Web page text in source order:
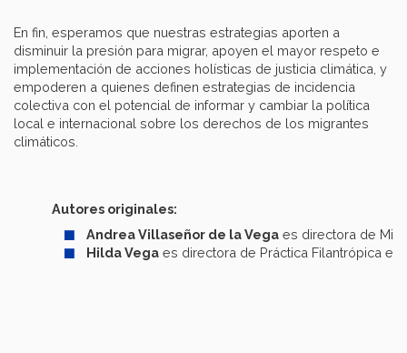
En fin, esperamos que nuestras estrategias aporten a
disminuir la presión para migrar, apoyen el mayor respeto e
implementación de acciones holísticas de justicia climática, y
empoderen a quienes definen estrategias de incidencia
colectiva con el potencial de informar y cambiar la política
local e internacional sobre los derechos de los migrantes
climáticos.
Autores originales:
Andrea Villaseñor de la Vega es directora de
Hilda Vega es directora de Práctica Filantrópica en